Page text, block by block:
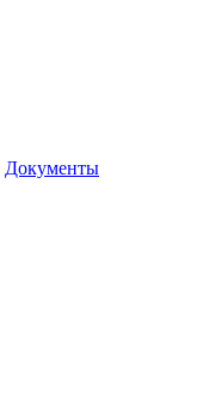
Документы